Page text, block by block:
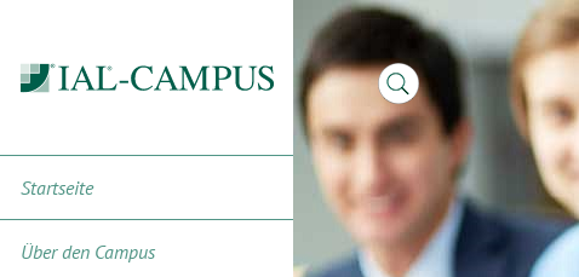
Startseite
Über den Campus